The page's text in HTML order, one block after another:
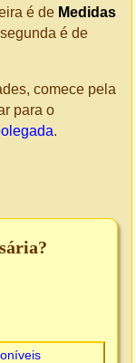
é de Medidas
segunda é de
comece pela
para o
.